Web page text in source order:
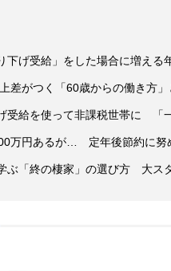
下げ受給」をした場合に増える
差がつく「60歳からの働き方
受給を使って非課税世帯に 「
万円あるが… 定年後節約に努
ぶ「終の棲家」の選び方 大ス